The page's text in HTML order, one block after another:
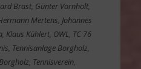
Brast, Günter Vornholt,
Mertens, Johannes
, Klaus Kühlert, OWL, TC 76
, Tennisanlage Borgholz,
, Tennisverein,